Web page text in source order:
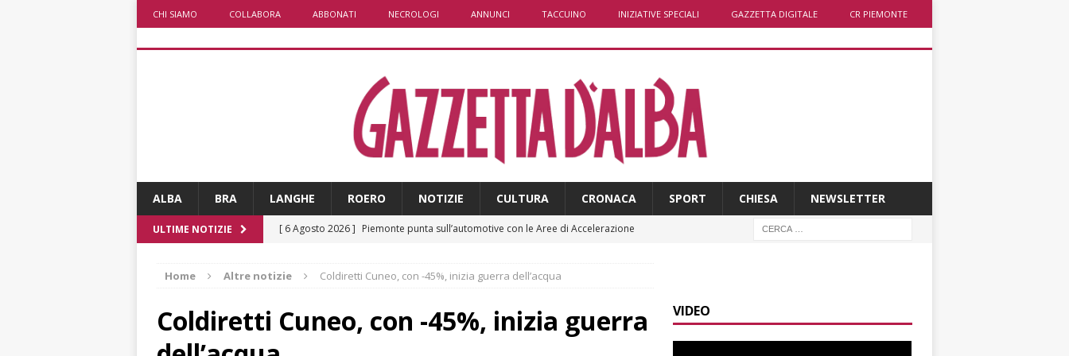
CHI SIAMO COLLABORA ABBONATI NECROLOGI ANNUNCI TACCUINO INIZIATIVE SPECIALI GAZZETTA DIGITALE CR PIEMONTE
ALBA BRA LANGHE ROERO NOTIZIE CULTURA CRONACA SPORT CHIESA NEWSLETTER
ULTIME NOTIZIE [ 6 Agosto 2026 ] Piemonte punta sull’automotive con le Aree di Accelerazione
[ 6 Agosto 2026 ]
Emergenza incendi Piemonte: Azione propone due soluzioni a
Fondazione Crc e Regione
ALBA
[ 6 Agosto 2026 ]
È morto Francesco Guccini, aveva 86 anni. Il ricordo
Home Altre notizie Coldiretti Cuneo, con -45%, inizia guerra dell’acqua
Coldiretti Cuneo, con -45%, inizia guerra
VIDEO